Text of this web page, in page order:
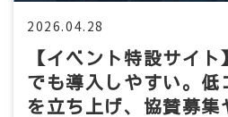
【イベント特設サイ
でも導入しやすい。低
を立ち上げ、協賛募集
2026.04.28